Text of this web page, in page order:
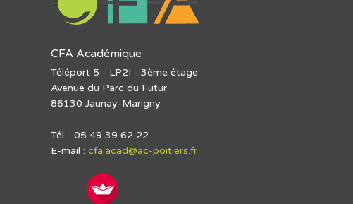
CFA Académique
Téléport 5 - LP2I - 3ème étage
Avenue du Parc du Futur
86130 Jaunay-Marigny
Tél. : 05 49 39 62 22
E-mail : cfa.acad@ac-poitiers.fr